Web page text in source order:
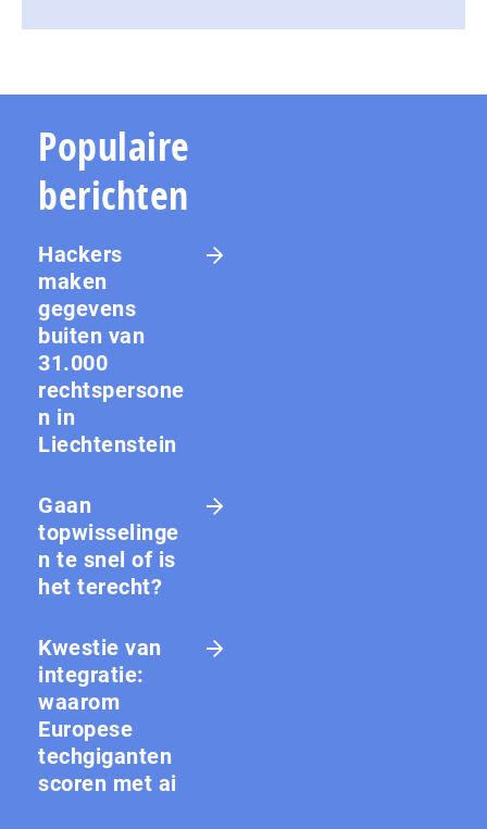
Populaire
berichten
Hackers
maken
gegevens
buiten van
31.000
rechtspersone
n in
Liechtenstein
Gaan
topwisselinge
n te snel of is
het terecht?
Kwestie van
integratie:
waarom
Europese
techgiganten
scoren met ai